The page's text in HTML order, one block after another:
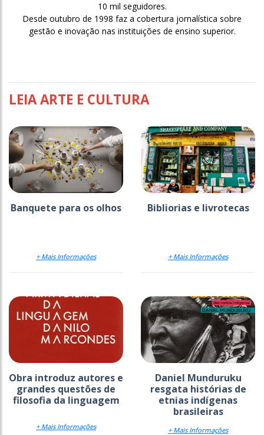
10 mil seguidores.
Desde outubro de 1998 faz a cobertura jornalística sobre
gestão e inovação nas instituições de ensino superior.
LEIA ARTE E CULTURA
Banquete para os olhos
+ Mais Informações
Bibliorias e livrotecas
+ Mais Informações
Obra introduz autores e
grandes questões de
filosofia da linguagem
+ Mais Informações
Daniel Munduruku
resgata histórias de
etnias indígenas
brasileiras
+ Mais Informações